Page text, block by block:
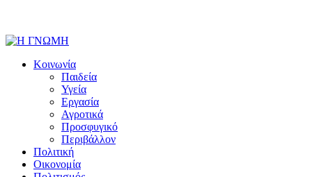
Κοινωνία
Παιδεία
Υγεία
Εργασία
Αγροτικά
Προσφυγικό
Περιβάλλον
Πολιτική
Οικονομία